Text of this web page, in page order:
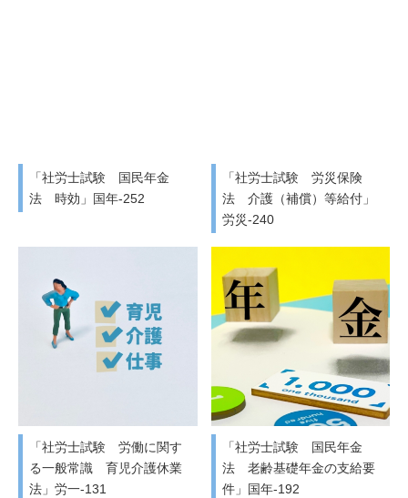
「社労士試験 国民年金
法 時効」国年-252
「社労士試験 労災保険
法 介護（補償）等給付」
労災-240
「社労士試験 労働に関す
る一般常識 育児介護休業
法」労一-131
「社労士試験 国民年金
法 老齢基礎年金の支給要
件」国年-192